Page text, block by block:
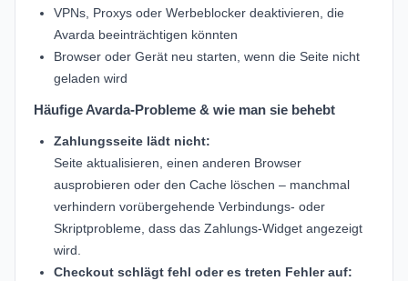
VPNs, Proxys oder Werbeblocker deaktivieren, die
Avarda beeinträchtigen könnten
Browser oder Gerät neu starten, wenn die Seite nicht
geladen wird
Häufige Avarda-Probleme & wie man sie behebt
Zahlungsseite lädt nicht:
Seite aktualisieren, einen anderen Browser
ausprobieren oder den Cache löschen – manchmal
verhindern vorübergehende Verbindungs- oder
Skriptprobleme, dass das Zahlungs-Widget angezeigt
wird.
Checkout schlägt fehl oder es treten Fehler auf: